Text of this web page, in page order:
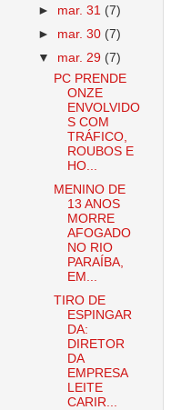
► mar. 31 (7)
► mar. 30 (7)
▼ mar. 29 (7)
PC PRENDE
ONZE
ENVOLVIDO
S COM
TRÁFICO,
ROUBOS E
HO...
MENINO DE
13 ANOS
MORRE
AFOGADO
NO RIO
PARAÍBA,
EM...
TIRO DE
ESPINGAR
DA:
DIRETOR
DA
EMPRESA
LEITE
CARIR...